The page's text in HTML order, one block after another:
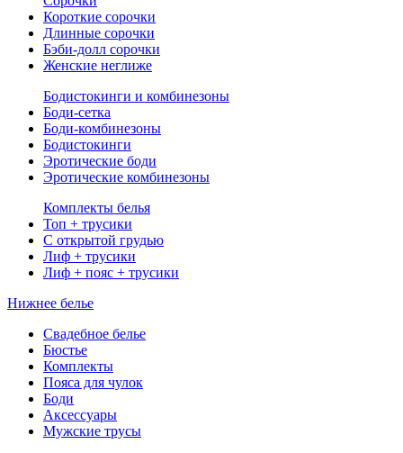
Короткие сорочки
Длинные сорочки
Бэби-долл сорочки
Женские неглиже
Бодистокинги и комбинезоны
Боди-сетка
Боди-комбинезоны
Бодистокинги
Эротические боди
Эротические комбинезоны
Комплекты белья
Топ + трусики
С открытой грудью
Лиф + трусики
Лиф + пояс + трусики
Нижнее белье
Свадебное белье
Бюстье
Комплекты
Пояса для чулок
Боди
Аксессуары
Мужские трусы